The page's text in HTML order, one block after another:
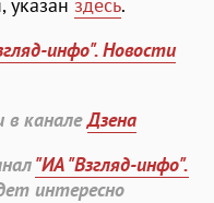
инфо". Новости
в каналеДзена
"ИА "Взгляд-инфо".
интересно